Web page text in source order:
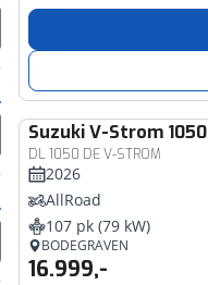
Suzuki V-Strom 1050
DL 1050 DE V-STROM
2026
AllRoad
107 pk (79 kW)
BODEGRAVEN
16.999,-